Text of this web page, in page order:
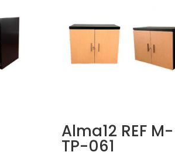
Alma12 REF M-
TP-061